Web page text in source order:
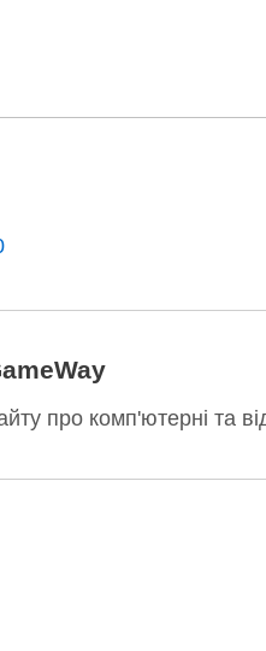
про комп'ютерні та